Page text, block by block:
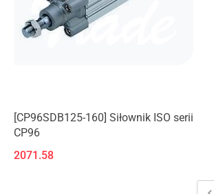
[CP96SDB125-160] Siłownik ISO serii
CP96
2071.58